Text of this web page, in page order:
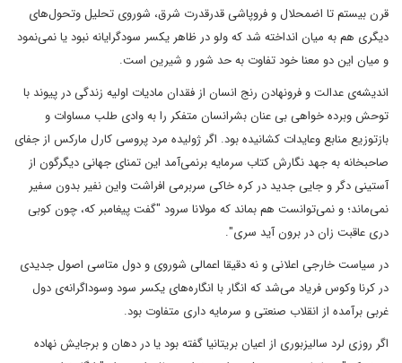
قرن بیستم تا اضمحلال و فروپاشی قدرقدرت شرق، شوروی تحلیل وتحول‌های
دیگری هم به میان انداخته شد که ولو در ظاهر یکسر سودگرایانه نبود یا نمی‌نمود
و میان این دو معنا خود تفاوت به حد شور و شیرین است.
اندیشه‌ی عدالت و فرونهادن رنج انسان از فقدان مادیات اولیه زندگی در پیوند با
توحش وبرده خواهی بی عنان بشرانسان متفکر را به وادی طلب مساوات و
بازتوزیع منابع وعایدات کشانیده بود. اگر ژولیده مرد پروسی کارل مارکس از جفای
صاحبخانه به جهد نگارش کتاب سرمایه برنمی‌آمد این تمنای جهانی دیگرگون از
آستینی دگر و جایی جدید در کره خاکی سربرمی افراشت واین نفیر بدون سفیر
نمی‌ماند؛ و نمی‌توانست هم بماند که مولانا سرود "گفت پیغامبر که، چون کوبی
دری عاقبت زان در برون آید سری".
در سیاست خارجی اعلانی و نه دقیقا اعمالی شوروی و دول متاسی اصول جدیدی
در کرنا وکوس فریاد می‌شد که انگار با انگاره‌های یکسر سود وسوداگرانه‌ی دول
غربی برآمده از انقلاب صنعتی و سرمایه داری متفاوت بود.
اگر روزی لرد سالیزبوری از اعیان بریتانیا گفته بود یا در دهان و برجایش نهاده